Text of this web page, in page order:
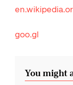
goo.gl
You might